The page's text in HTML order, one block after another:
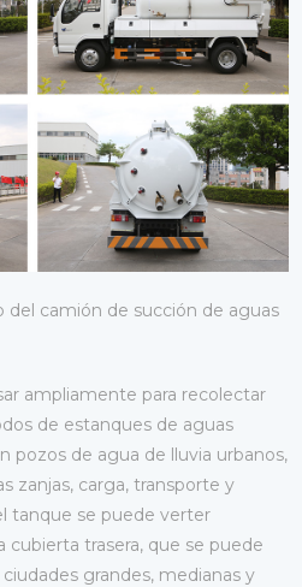
del camión de succión de aguas
ampliamente para recolectar
de estanques de aguas
pozos de agua de lluvia urbanos,
zanjas, carga, transporte y
tanque se puede verter
trasera, que se puede
grandes, medianas y